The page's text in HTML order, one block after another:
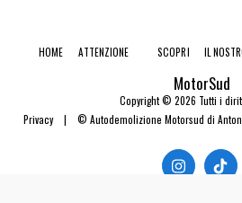
MotorSud
Copyright © 2026 Tutti i
Privacy| © Autodemolizione Motorsud di
HOME ATTENZIONE SCOPRI IL